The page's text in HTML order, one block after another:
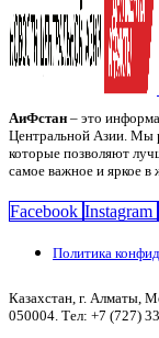
АиФстан – это
Центральной Азии. Мы
которые позволяют
самое важное и яркое
Facebook Instagram
Политика
Казахстан, г. Алматы,
050004. Тел: +7 (727)